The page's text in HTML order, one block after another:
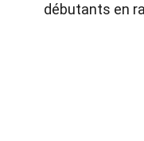
débutants en